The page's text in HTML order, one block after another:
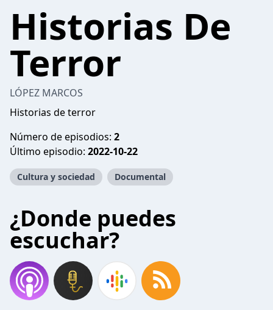
Historias De
Terror
LÓPEZ MARCOS
Historias de terror
Número de episodios: 2
Último episodio: 2022-10-22
Cultura y sociedad Documental
¿Donde puedes
escuchar?